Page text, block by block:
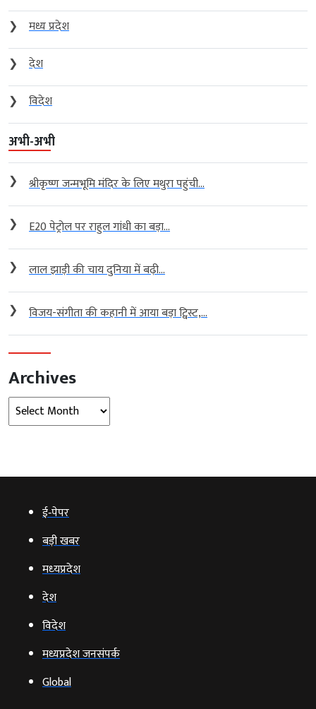
❯
मध्य प्रदेश
❯
देश
❯
विदेश
अभी-अभी
❯ श्रीकृष्ण जन्मभूमि मंदिर के लिए मथुरा पहुंची...
❯ E20 पेट्रोल पर राहुल गांधी का बड़ा...
❯ लाल झाड़ी की चाय दुनिया में बढ़ी...
❯ विजय-संगीता की कहानी में आया बड़ा ट्विस्ट,...
Archives
Archives
ई‑पेपर
बड़ी खबर
मध्‍यप्रदेश
देश
विदेश
मध्यप्रदेश जनसंपर्क
Global